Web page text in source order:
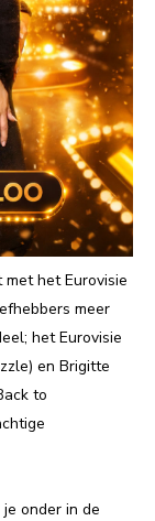
het Eurovisie
meer
het Eurovisie
en Brigitte
to
onder in de